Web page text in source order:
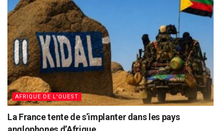
AFRIQUE DE L'OUEST
La France tente de s’implanter dans les pays